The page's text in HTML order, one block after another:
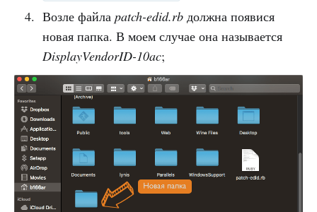
Возле файла patch-edid.rbдолжна появися
новая папка. В моем случае она называется
DisplayVendorID-10ac;